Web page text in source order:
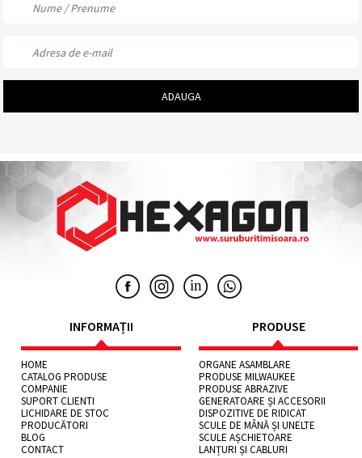
INFORMAȚII
HOME
CATALOG PRODUSE
COMPANIE
SUPORT CLIENTI
LICHIDARE DE STOC
PRODUCĂTORI
BLOG
CONTACT
PRODUSE
ORGANE ASAMBLARE
PRODUSE MILWAUKEE
PRODUSE ABRAZIVE
GENERATOARE ȘI ACCESORII
DISPOZITIVE DE RIDICAT
SCULE DE MÂNĂ ȘI UNELTE
SCULE AȘCHIETOARE
LANȚURI ȘI CABLURI